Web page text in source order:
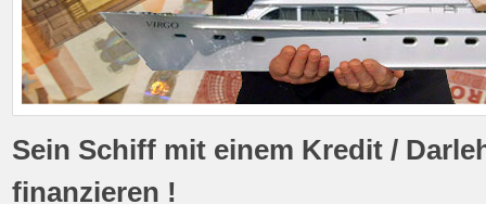
Sein Schiff mit einem Kredit /
finanzieren !